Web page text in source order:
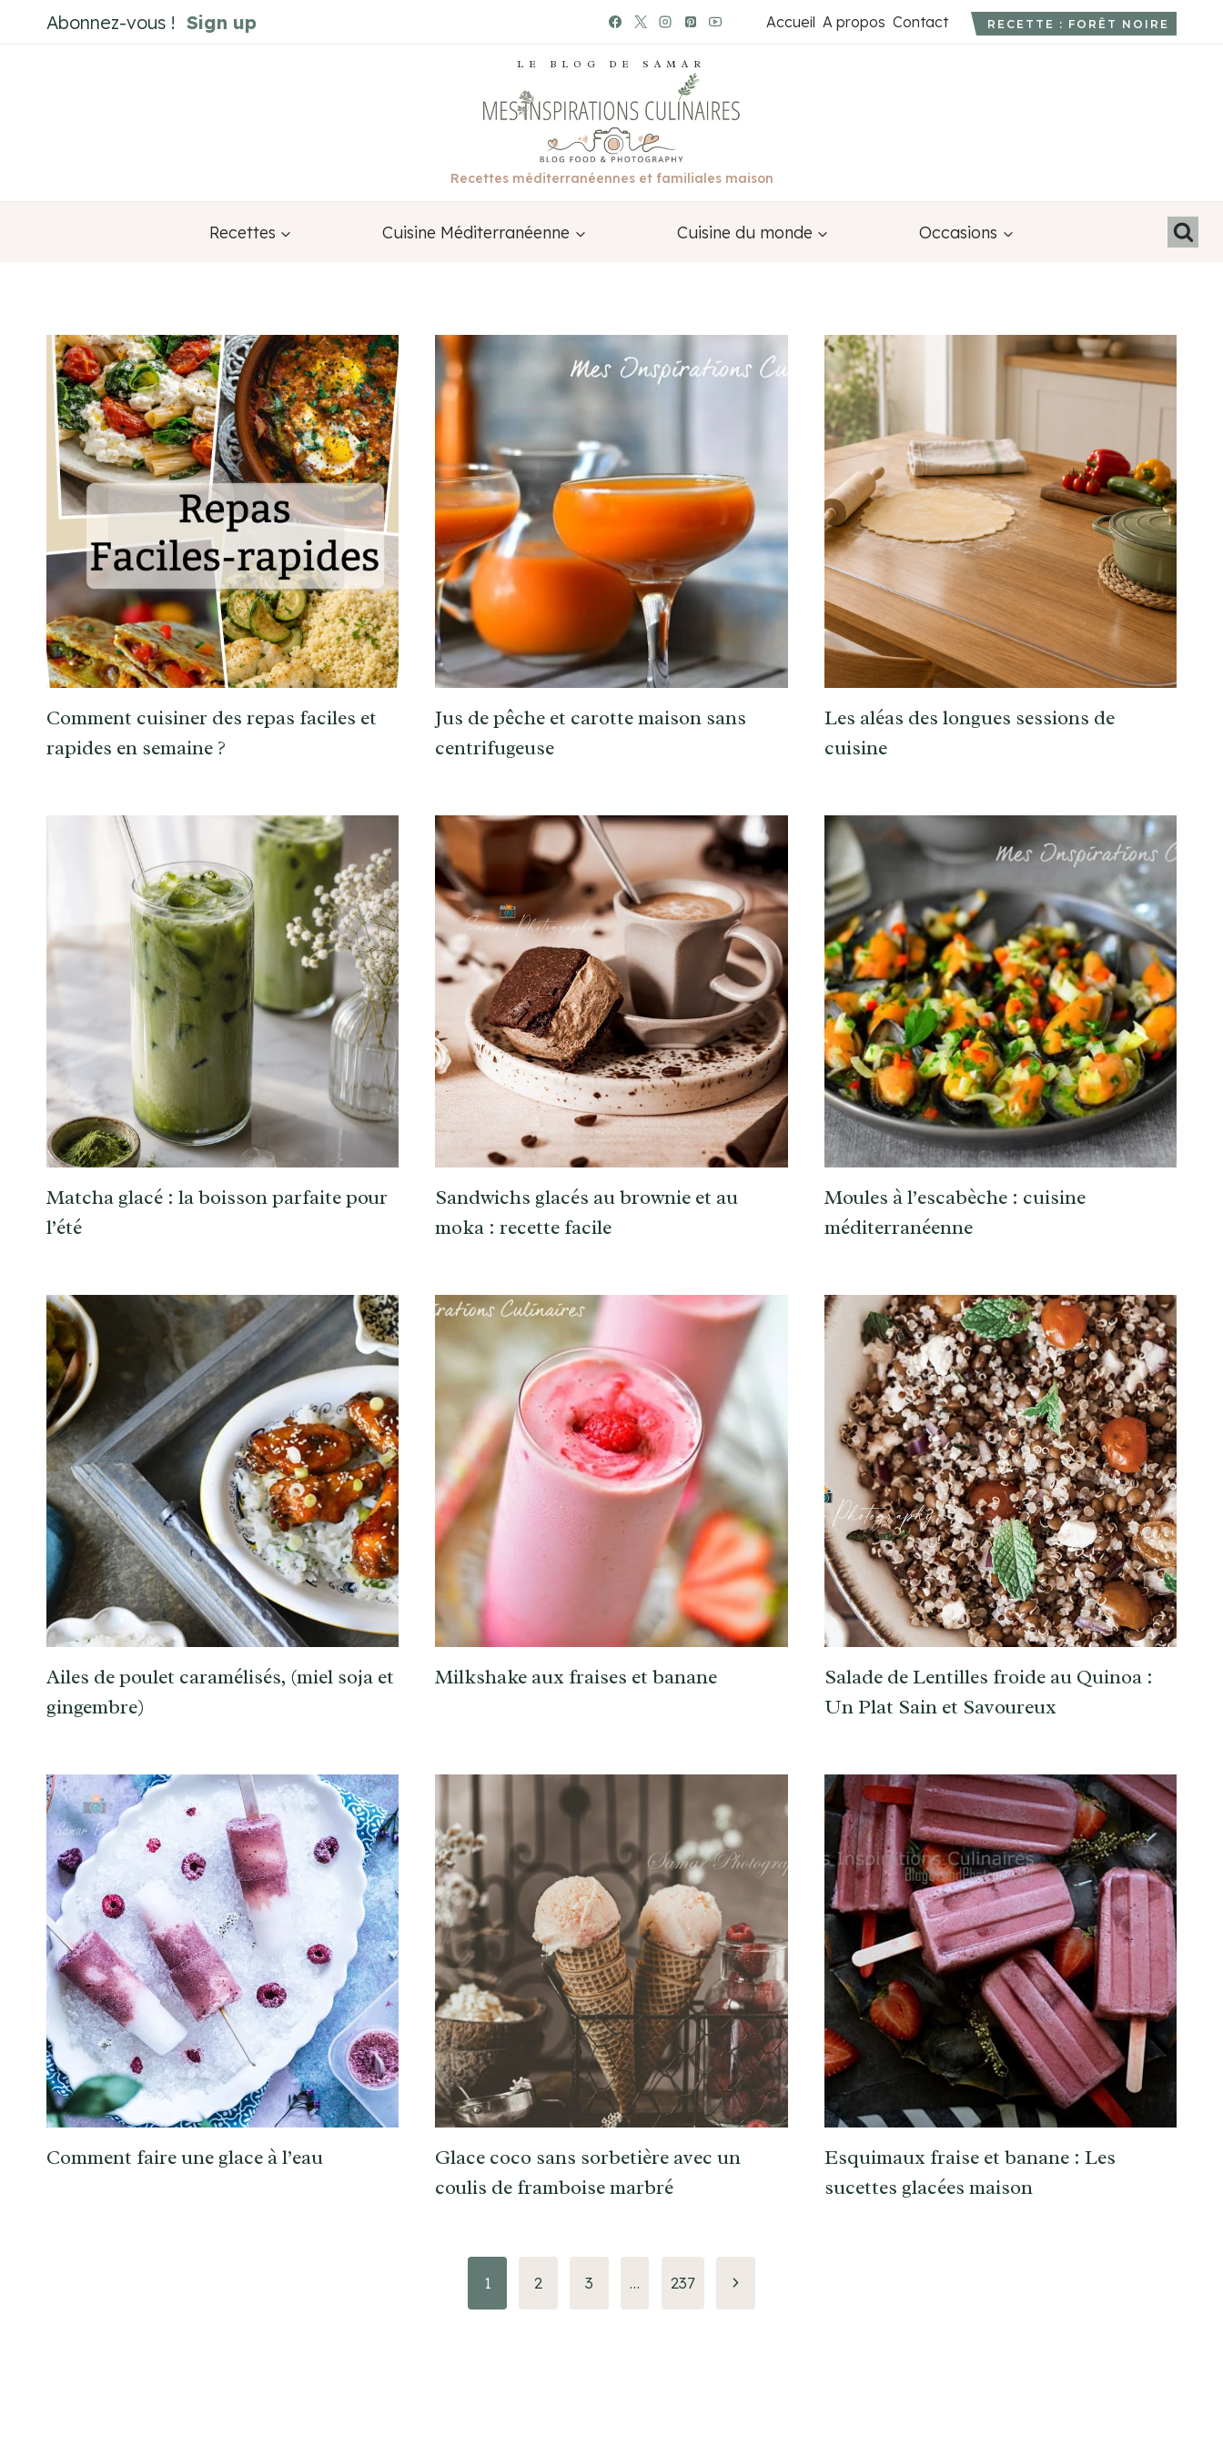
au
Abonnez-vous ! Sign up Accueil A propos Contact RECETTE : FORÊT NOIRE
LE BLOG DE SAMAR
Recettes méditerranéennes et familiales maison
Recettes Cuisine Méditerranéenne Cuisine du monde Occasions
Comment cuisiner des repas faciles et
rapides en semaine ?
Jus de pêche et carotte maison sans
centrifugeuse
Les aléas des longues sessions de
cuisine
Matcha glacé : la boisson parfaite pour
l’été
Sandwichs glacés au brownie et au
moka : recette facile
Moules à l’escabèche : cuisine
méditerranéenne
Ailes de poulet caramélisés, (miel soja et
gingembre)
Milkshake aux fraises et banane
Salade de Lentilles froide au Quinoa :
Un Plat Sain et Savoureux
Comment faire une glace à l’eau
Glace coco sans sorbetière avec un
coulis de framboise marbré
Esquimaux fraise et banane : Les
sucettes glacées maison
1 2 3 … 237
Page